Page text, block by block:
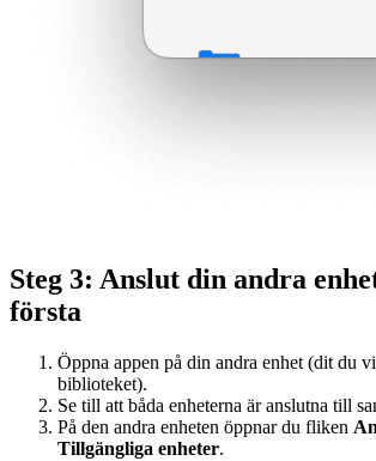
Steg 3: Anslut din andra
första
Öppna appen på din andra enhet (dit du
biblioteket).
Se till att båda enheterna är anslutna till
På den andra enheten öppnar du fliken
Tillgängliga enheter.